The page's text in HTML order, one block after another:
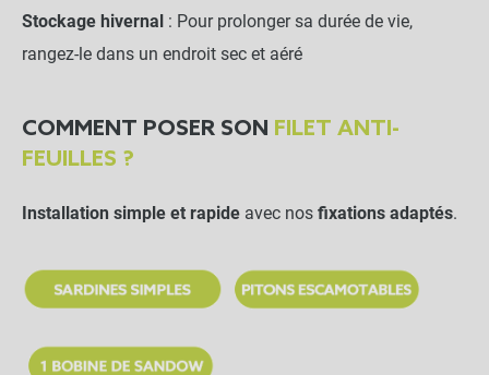
Stockage hivernal : Pour prolonger sa durée de vie,
rangez-le dans un endroit sec et aéré
COMMENT POSER SON FILET ANTI-
FEUILLES ?
Installation simple et rapide avec nos fixations adaptés.